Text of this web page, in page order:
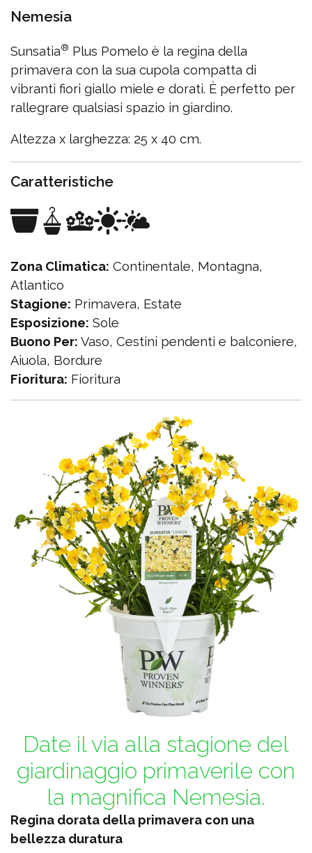
Nemesia
Sunsatia® Plus Pomelo è la regina della
primavera con la sua cupola compatta di
vibranti fiori giallo miele e dorati. È perfetto per
rallegrare qualsiasi spazio in giardino.
Altezza x larghezza: 25 x 40 cm.
Caratteristiche
Zona Climatica: Continentale, Montagna,
Atlantico
Stagione: Primavera, Estate
Esposizione: Sole
Buono Per: Vaso, Cestini pendenti e balconiere,
Aiuola, Bordure
Fioritura: Fioritura
Date il via alla stagione del
giardinaggio primaverile con
la magnifica Nemesia.
Regina dorata della primavera con una
bellezza duratura